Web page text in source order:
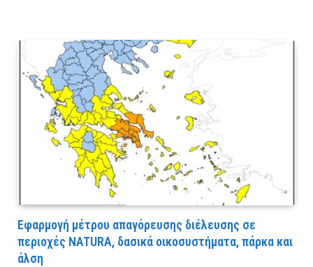
Εφαρμογή μέτρου απαγόρευσης διέλευσης σε
περιοχές NATURA, δασικά οικοσυστήματα, πάρκα και
άλση